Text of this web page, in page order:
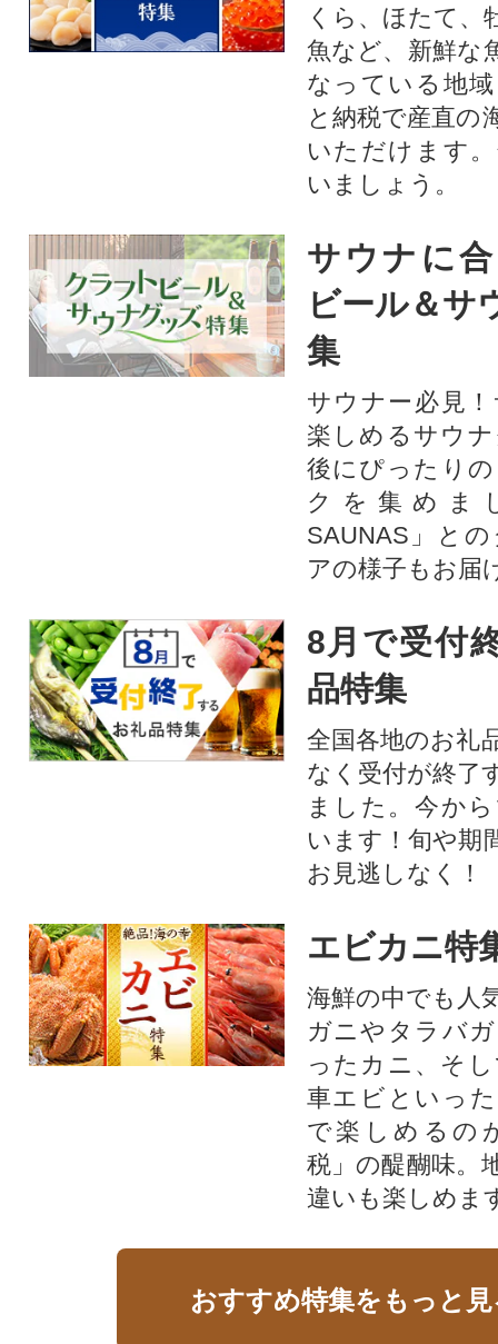
くら、ほたて、
魚など、新鮮な
なっている地
と納税で産直の
いただけます
いましょう。
サウナに
ビール＆サ
集
サウナー必見
楽しめるサウ
後にぴったり
クを集めま
SAUNAS」と
アの様子もお届
8月で受付
品特集
全国各地のお礼
なく受付が終了
ました。今か
います！旬や期
お見逃しなく！
エビカニ特
海鮮の中でも人
ガニやタラバ
ったカニ、そ
車エビといっ
で楽しめるの
税」の醍醐味。
違いも楽しめま
おすすめ特集をもっと